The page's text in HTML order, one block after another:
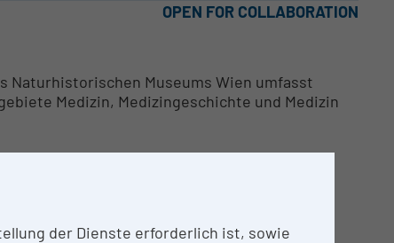
OPEN FOR COLLABORATION
Naturhistorischen Museums Wien umfasst
Medizin, Medizingeschichte und Medizin
der Dienste erforderlich ist, sowie